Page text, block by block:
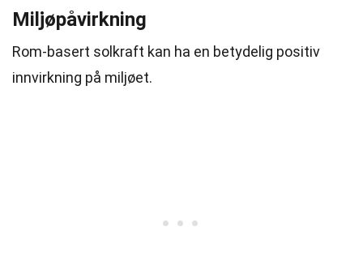
Miljøpåvirkning
Rom-basert solkraft kan ha en betydelig positiv
innvirkning på miljøet.